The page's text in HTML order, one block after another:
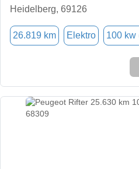
Heidelberg, 69126
26.819 km Elektro 100 kw